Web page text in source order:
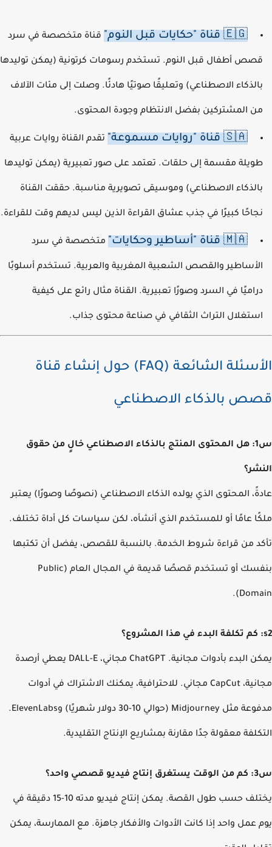
🇪🇬 قناة "حكايات قبل النوم" قناة متخصصة في سرد
أطفال قبل النوم. تستخدم رسومات كرتونية (يمكن توليدها
الاصطناعي) وتعليقًا صوتيًا هادئًا. وصلت إلى مئات الآلاف
المشتركين بفضل الانتظام وجودة المحتوى.
🇸🇦 قناة "روايات مسموعة" تقدم القناة روايات عربية
مقسمة إلى حلقات. تعتمد على صور تعبيرية (يمكن توليدها
الاصطناعي) وموسيقى تصويرية مناسبة. حققت القناة
كبيرًا في جذب عشاق القراءة الذين ليس لديهم وقت للقراءة.
🇲🇦 قناة "أساطير وحكايات" متخصصة في سرد
والقصص الشعبية المغربية والعربية. تستخدم أسلوبًا
في السرد وصورًا تعبيرية. القناة مثال رائع على كيفية
التراث الثقافي في صناعة محتوى جذاب.
الأسئلة الشائعة (FAQ) حول إنشاء قناة
بالذكاء الاصطناعي
س1: هل المحتوى المنتج بالذكاء الاصطناعي خالٍ من حقوق
المحتوى الذي يولده الذكاء الاصطناعي (نصوصًا وصورًا) يعتبر
عامًا أو للمستخدم الذي أنشأه، لكن سياسات كل أداة تختلف.
من قراءة شروط الخدمة. بالنسبة للقصص، يفضل أن تكتبها
بنفسك أو تستخدم قصصًا قديمة في المجال العام (Public
يمكن البدء بأدوات مجانية. ChatGPT مجاني، DALL-E يعطي أرصدة
مجانية، CapCut مجاني. للاحترافية، يمكنك الاشتراك في أدوات
مدفوعة مثل Midjourney (حوالي 10-30 دولار شهريًا) وElevenLabs.
معقولة جدًا مقارنة بمشاريع الإنتاج التقليدية.
يختلف حسب طول القصة. يمكن إنتاج فيديو مدته 10-15 دقيقة في
عمل واحد إذا كانت الأدوات والأفكار جاهزة. مع الممارسة، يمكن